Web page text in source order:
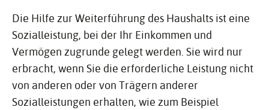
Die Hilfe zur Weiterführung des Haushalts ist eine
Sozialleistung, bei der Ihr Einkommen und
Vermögen zugrunde gelegt werden. Sie wird nur
erbracht, wenn Sie die erforderliche Leistung nicht
von anderen oder von Trägern anderer
Sozialleistungen erhalten, wie zum Beispiel